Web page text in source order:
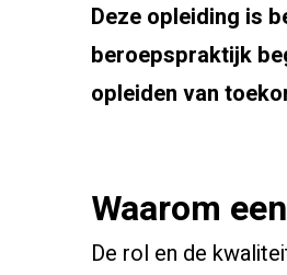
Deze opleiding is
beroepspraktijk
opleiden van
Waarom
De rol en de